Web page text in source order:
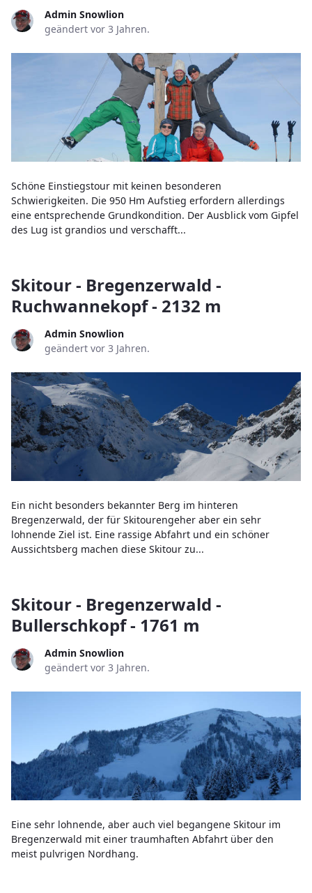
Admin Snowlion
geändert vor 3 Jahren.
Schöne Einstiegstour mit keinen besonderen
Schwierigkeiten. Die 950 Hm Aufstieg erfordern allerdings
eine entsprechende Grundkondition. Der Ausblick vom Gipfel
des Lug ist grandios und verschafft...
Skitour - Bregenzerwald -
Ruchwannekopf - 2132 m
Admin Snowlion
geändert vor 3 Jahren.
Ein nicht besonders bekannter Berg im hinteren
Bregenzerwald, der für Skitourengeher aber ein sehr
lohnende Ziel ist. Eine rassige Abfahrt und ein schöner
Aussichtsberg machen diese Skitour zu...
Skitour - Bregenzerwald -
Bullerschkopf - 1761 m
Admin Snowlion
geändert vor 3 Jahren.
Eine sehr lohnende, aber auch viel begangene Skitour im
Bregenzerwald mit einer traumhaften Abfahrt über den
meist pulvrigen Nordhang.